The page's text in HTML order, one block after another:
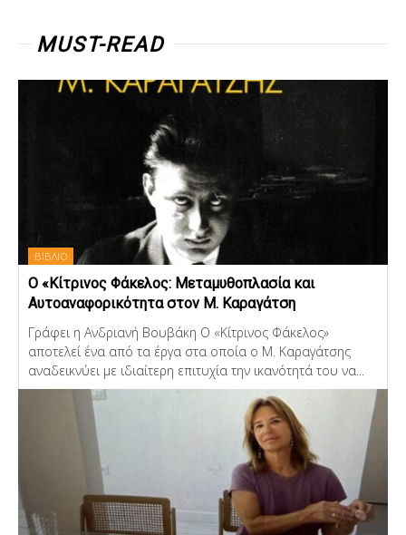
MUST-READ
ΒΙΒΛΙΟ
Ο «Κίτρινος Φάκελος: Μεταμυθοπλασία και
Αυτοαναφορικότητα στον Μ. Καραγάτση
Γράφει η Ανδριανή Βουβάκη Ο «Κίτρινος Φάκελος»
αποτελεί ένα από τα έργα στα οποία ο Μ. Καραγάτσης
αναδεικνύει με ιδιαίτερη επιτυχία την ικανότητά του να...